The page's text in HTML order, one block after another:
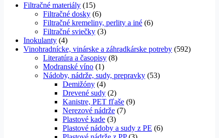
Filtračné materiály (15)
Filtračné dosky (6)
Filtračné kremeliny, perlity a iné (6)
Filtračné sviečky (3)
Inokulanty (4)
Vinohradnícke, vinárske a záhradkárske potreby (592)
Literatúra a časopisy (8)
Modranské víno (1)
Nádoby, nádrže, sudy, prepravky (53)
Demižóny (4)
Drevené sudy (2)
Kanistre, PET fľaše (9)
Nerezové nádrže (7)
Plastové kade (3)
Plastové nádoby a sudy z PE (6)